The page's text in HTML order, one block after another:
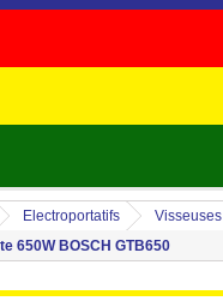
Electroportatifs
Visseuses
650W BOSCH GTB650